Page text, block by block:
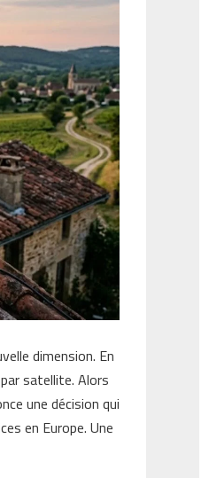
dimension. En
satellite. Alors
une décision qui
en Europe. Une